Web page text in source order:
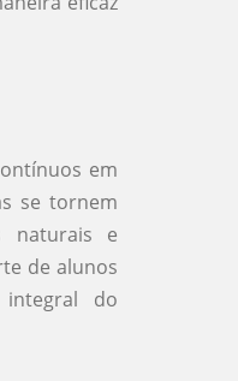
em
se tornem
naturais e
de alunos
do